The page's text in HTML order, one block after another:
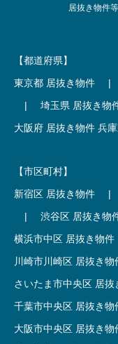
居抜き物件
【都道府県】
東京都 居抜き物件
|
|
埼玉県 居抜き物
大阪府 居抜き物件 兵
【市区町村】
新宿区 居抜き物件
|
|
渋谷区 居抜き物
横浜市中区 居抜き物件
川崎市川崎区 居抜き物
さいたま市中央区 居抜
千葉市中央区 居抜き物
大阪市中央区 居抜き物